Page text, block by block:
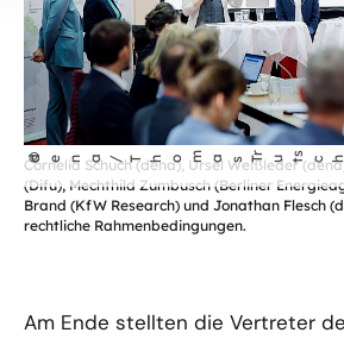
öffnet
Bild
in
einer
©
dena/Tho m
as T r
ut s
che
Cornelia Schuch (dena), Ursel Weißleder
(Difu), Mechthild Zumbusch (Berliner
Brand (KfW Research) und Jonathan Flesch
rechtliche Rahmenbedingungen.
Am Ende stellten die Vertreter